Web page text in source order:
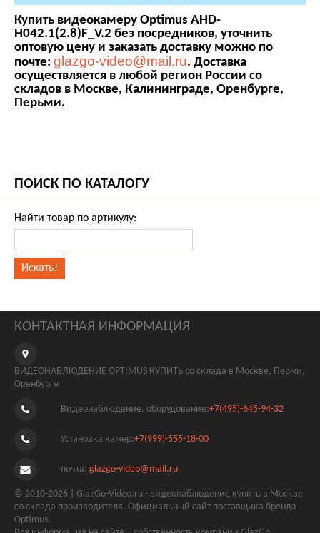
Купить видеокамеру Optimus AHD-
H042.1(2.8)F_V.2 без посредников, уточнить
оптовую цену и заказать доставку можно по
почте: glazgo-video@mail.ru. Доставка
осуществляется в любой регион России со
складов в Москве, Калининграде, Оренбурге,
Перьми.
ПОИСК ПО КАТАЛОГУ
Найти товар по артикулу:
КОНТАКТНАЯ ИНФОРМАЦИЯ
ВИДЕОНАБЛЮДЕНИЕ OPTIMUS КУПИТЬ со склада в Москве, Перми,
Оренбурге
Видеонаблюдение, оборудование:+7(495)-645-94-32
Установка камер:+7(999)-555-18-00
почта: glazgo-video@mail.ru
© 2010-2026 | GlazGo-Video.ru - видеонаблюдение купить в Москве
со склада производителя. Официальный сайт поставщика бренда
Optimus.